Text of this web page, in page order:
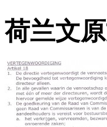
荷兰文